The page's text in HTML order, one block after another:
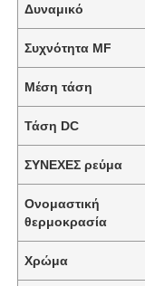
Δυναμικό
Συχνότητα MF
Μέση τάση
Τάση DC
ΣΥΝΕΧΕΣ ρεύμα
Ονομαστική
θερμοκρασία
Χρώμα